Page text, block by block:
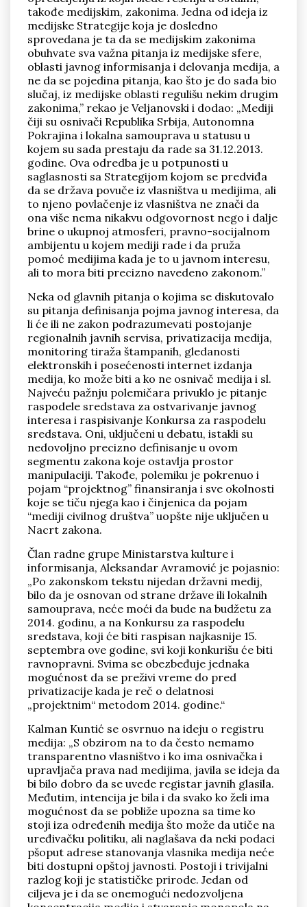
takođe medijskim, zakonima. Jedna od ideja iz
medijske Strategije koja je dosledno
sprovedana je ta da se medijskim zakonima
obuhvate sva važna pitanja iz medijske sfere,
oblasti javnog informisanja i delovanja medija, a
ne da se pojedina pitanja, kao što je do sada bio
slučaj, iz medijske oblasti regulišu nekim drugim
zakonima,” rekao je Veljanovski i dodao: „Mediji
čiji su osnivači Republika Srbija, Autonomna
Pokrajina i lokalna samouprava u statusu u
kojem su sada prestaju da rade sa 31.12.2013.
godine. Ova odredba je u potpunosti u
saglasnosti sa Strategijom kojom se predviđa
da se država povuče iz vlasništva u medijima, ali
to njeno povlačenje iz vlasništva ne znači da
ona više nema nikakvu odgovornost nego i dalje
brine o ukupnoj atmosferi, pravno-socijalnom
ambijentu u kojem mediji rade i da pruža
pomoć medijima kada je to u javnom interesu,
ali to mora biti precizno navedeno zakonom.”
Neka od glavnih pitanja o kojima se diskutovalo
su pitanja definisanja pojma javnog interesa, da
li će ili ne zakon podrazumevati postojanje
regionalnih javnih servisa, privatizacija medija,
monitoring tiraža štampanih, gledanosti
elektronskih i posećenosti internet izdanja
medija, ko može biti a ko ne osnivač medija i sl.
Najveću pažnju polemičara privuklo je pitanje
raspodele sredstava za ostvarivanje javnog
interesa i raspisivanje Konkursa za raspodelu
sredstava. Oni, uključeni u debatu, istakli su
nedovoljno precizno definisanje u ovom
segmentu zakona koje ostavlja prostor
manipulaciji. Takođe, polemiku je pokrenuo i
pojam “projektnog” finansiranja i sve okolnosti
koje se tiču njega kao i činjenica da pojam
“mediji civilnog društva” uopšte nije uključen u
Nacrt zakona.
Član radne grupe Ministarstva kulture i
informisanja, Aleksandar Avramović je pojasnio:
„Po zakonskom tekstu nijedan državni medij,
bilo da je osnovan od strane države ili lokalnih
samouprava, neće moći da bude na budžetu za
2014. godinu, a na Konkursu za raspodelu
sredstava, koji će biti raspisan najkasnije 15.
septembra ove godine, svi koji konkurišu će biti
ravnopravni. Svima se obezbeđuje jednaka
mogućnost da se preživi vreme do pred
privatizacije kada je reč o delatnosi
„projektnim“ metodom 2014. godine.“
Kalman Kuntić se osvrnuo na ideju o registru
medija: „S obzirom na to da često nemamo
transparentno vlasništvo i ko ima osnivačka i
upravljača prava nad medijima, javila se ideja da
bi bilo dobro da se uvede registar javnih glasila.
Međutim, intencija je bila i da svako ko želi ima
mogućnost da se pobliže upozna sa time ko
stoji iza određenih medija što može da utiče na
uređivačku politiku, ali naglašava da neki podaci
pšoput adrese stanovanja vlasnika medija neće
biti dostupni opštoj javnosti. Postoji i trivijalni
razlog koji je statističke prirode. Jedan od
ciljeva je i da se onemogući nedozvoljena